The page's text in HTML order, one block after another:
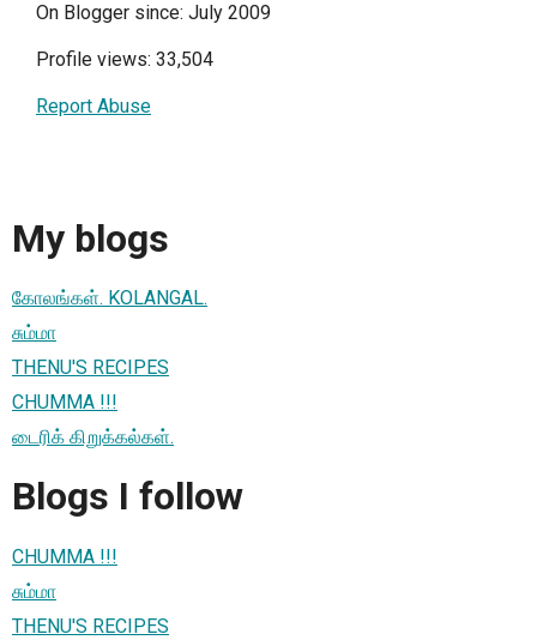
On Blogger since: July 2009
Profile views: 33,504
Report Abuse
My blogs
கோலங்கள். KOLANGAL.
சும்மா
THENU'S RECIPES
CHUMMA !!!
டைரிக் கிறுக்கல்கள்.
Blogs I follow
CHUMMA !!!
சும்மா
THENU'S RECIPES